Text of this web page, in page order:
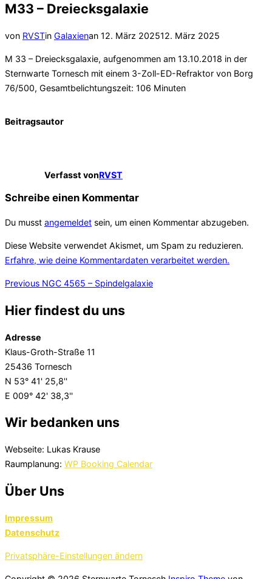
umschalten
M33 – Dreiecksgalaxie
von RVSTin Galaxienan Veröffentlicht
12. März 202512. März 2025
M 33 – Dreiecksgalaxie, aufgenommen am 13.10.2018 in der
Sternwarte Tornesch mit einem 3-Zoll-ED-Refraktor von Borg
76/500, Gesamtbelichtungszeit: 106 Minuten
Beitragsautor
Verfasst vonRVST
Schreibe einen Kommentar
Du musst angemeldet sein, um einen Kommentar abzugeben.
Diese Website verwendet Akismet, um Spam zu reduzieren.
Erfahre, wie deine Kommentardaten verarbeitet werden.
Beitragsnavigation
Previous
Previous NGC 4565 – Spindelgalaxie
Hier findest du uns
Adresse
Klaus-Groth-Straße 11
25436 Tornesch
N 53° 41' 25,8''
E 009° 42' 38,3''
Wir bedanken uns
Webseite: Lukas Krause
Raumplanung: WP Booking Calendar
Über Uns
Impressum
Datenschutz
Privatsphäre-Einstellungen ändern